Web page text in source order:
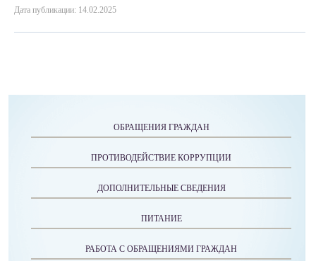
Дата публикации: 14.02.2025
ОБРАЩЕНИЯ ГРАЖДАН
ПРОТИВОДЕЙСТВИЕ КОРРУПЦИИ
ДОПОЛНИТЕЛЬНЫЕ СВЕДЕНИЯ
ПИТАНИЕ
РАБОТА С ОБРАЩЕНИЯМИ ГРАЖДАН